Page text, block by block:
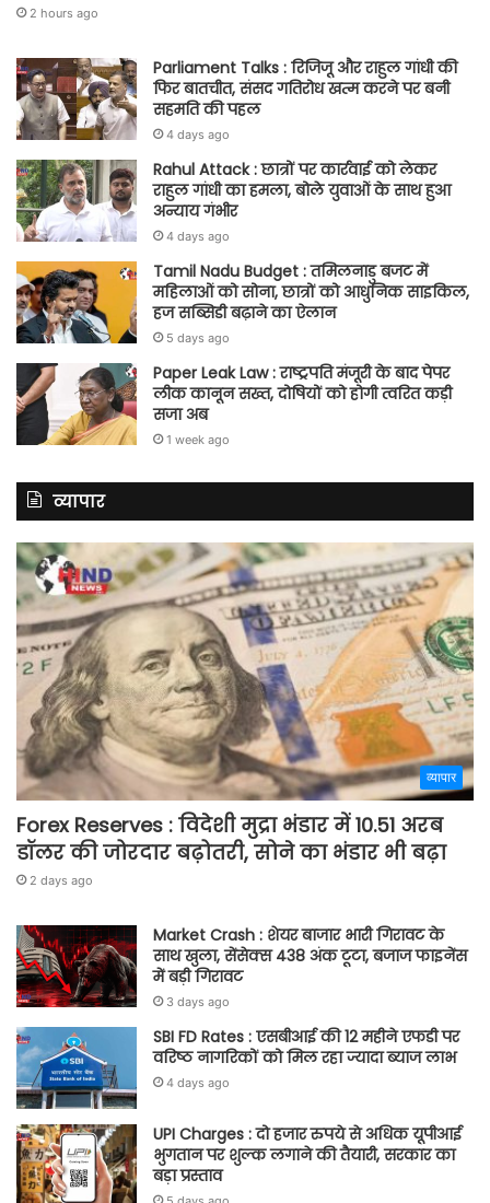
2 hours ago
Parliament Talks : रिजिजू और राहुल गांधी की
फिर बातचीत, संसद गतिरोध खत्म करने पर बनी
सहमति की पहल
4 days ago
Rahul Attack : छात्रों पर कार्रवाई को लेकर
राहुल गांधी का हमला, बोले युवाओं के साथ हुआ
अन्याय गंभीर
4 days ago
Tamil Nadu Budget : तमिलनाडु बजट में
महिलाओं को सोना, छात्रों को आधुनिक साइकिल,
हज सब्सिडी बढ़ाने का ऐलान
5 days ago
Paper Leak Law : राष्ट्रपति मंजूरी के बाद पेपर
लीक कानून सख्त, दोषियों को होगी त्वरित कड़ी
सजा अब
1 week ago
व्यापार
व्यापार
Forex Reserves : विदेशी मुद्रा भंडार में 10.51 अरब
डॉलर की जोरदार बढ़ोतरी, सोने का भंडार भी बढ़ा
2 days ago
Market Crash : शेयर बाजार भारी गिरावट के
साथ खुला, सेंसेक्स 438 अंक टूटा, बजाज फाइनेंस
में बड़ी गिरावट
3 days ago
SBI FD Rates : एसबीआई की 12 महीने एफडी पर
वरिष्ठ नागरिकों को मिल रहा ज्यादा ब्याज लाभ
4 days ago
UPI Charges : दो हजार रुपये से अधिक यूपीआई
भुगतान पर शुल्क लगाने की तैयारी, सरकार का
बड़ा प्रस्ताव